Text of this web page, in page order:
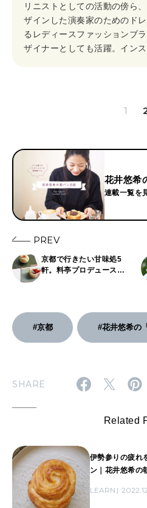
リニストとしての活動の傍ら
ザインした演奏家のためのド
るレディースファッションブ
ザイナーとしても活躍。イン
1
花井悠希
連載一覧を
PREV
京都で行きたい甘味処5
軒。料亭プロデュースの
#京都 #花井悠希の
SHARE
Related
伊勢参りの疲れ
ン｜花井悠希の
LEARN